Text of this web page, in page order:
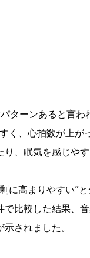
ターンあると言わ
く、心拍数が上
、眠気を感じや
高まりやすい”
比較した結果、
されました。